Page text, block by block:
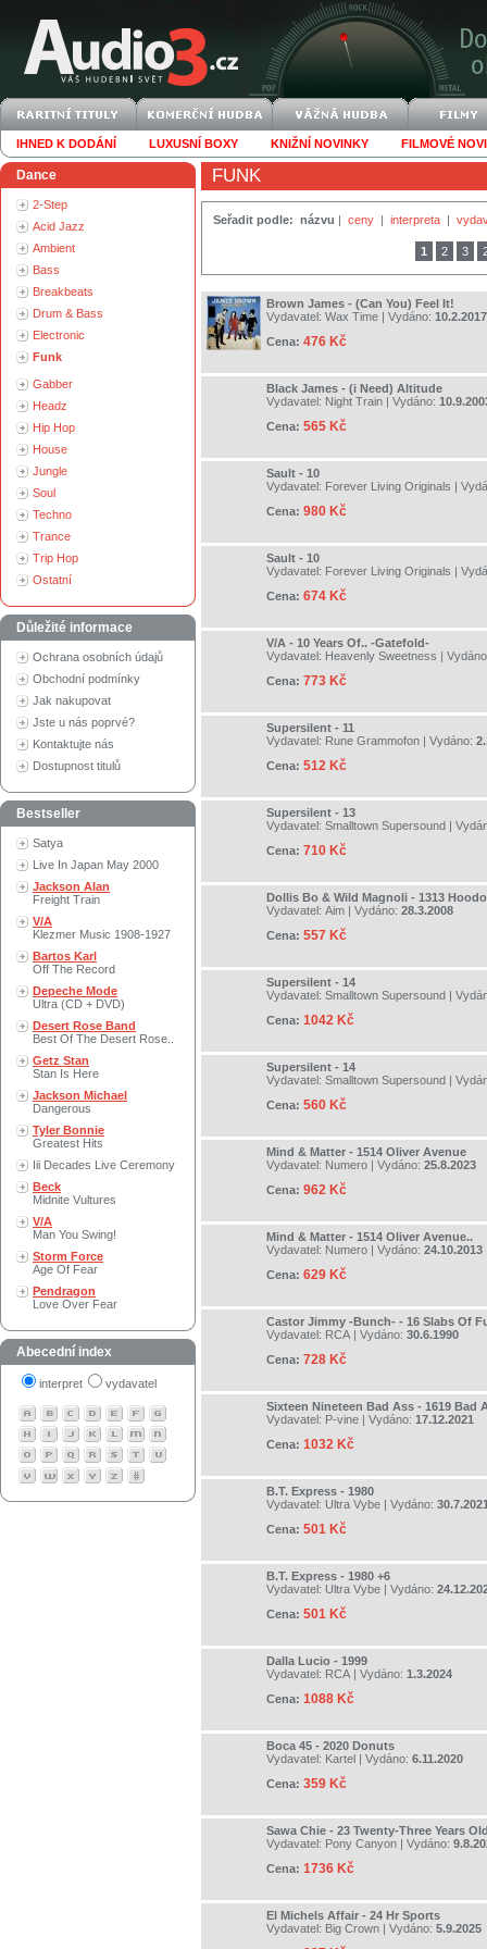
IHNED K DODÁNÍ LUXUSNÍ BOXY KNIŽNÍ NOVINKY FILMOVÉ
Dance
2-Step
Acid Jazz
Ambient
Bass
Breakbeats
Drum & Bass
Electronic
Funk
Gabber
Headz
Hip Hop
House
Jungle
Soul
Techno
Trance
Trip Hop
Ostatní
Důležité informace
Ochrana osobních údajů
Obchodní podmínky
Jak nakupovat
Jste u nás poprvé?
Kontaktujte nás
Dostupnost titulů
Bestseller
Satya
Live In Japan May 2000
Jackson Alan
Freight Train
V/A
Klezmer Music 1908-1927
Bartos Karl
Off The Record
Depeche Mode
Ultra (CD + DVD)
Desert Rose Band
Best Of The Desert Rose..
Getz Stan
Stan Is Here
Jackson Michael
Dangerous
Tyler Bonnie
Greatest Hits
Iii Decades Live Ceremony
Beck
Midnite Vultures
V/A
Man You Swing!
Storm Force
Age Of Fear
Pendragon
Love Over Fear
Abecední index
interpret vydavatel
FUNK
Seřadit podle: názvu | ceny | interpreta |
1 2 3
Brown James - (Can You) Feel It!
Vydavatel: Wax Time | Vydáno: 10.2.2017
Cena: 476 Kč
Black James - (i Need) Altitude
Vydavatel: Night Train | Vydáno:
Cena: 565 Kč
Sault - 10
Vydavatel: Forever Living Originals |
Cena: 980 Kč
Sault - 10
Vydavatel: Forever Living Originals |
Cena: 674 Kč
V/A - 10 Years Of.. -Gatefold-
Vydavatel: Heavenly Sweetness |
Cena: 773 Kč
Supersilent - 11
Vydavatel: Rune Grammofon | Vydáno:
Cena: 512 Kč
Supersilent - 13
Vydavatel: Smalltown Supersound |
Cena: 710 Kč
Dollis Bo & Wild Magnoli - 1313
Vydavatel: Aim | Vydáno: 28.3.2008
Cena: 557 Kč
Supersilent - 14
Vydavatel: Smalltown Supersound |
Cena: 1042 Kč
Supersilent - 14
Vydavatel: Smalltown Supersound |
Cena: 560 Kč
Mind & Matter - 1514 Oliver Avenue
Vydavatel: Numero | Vydáno: 25.8.2023
Cena: 962 Kč
Mind & Matter - 1514 Oliver Avenue..
Vydavatel: Numero | Vydáno: 24.10.2013
Cena: 629 Kč
Castor Jimmy -Bunch- - 16 Slabs Of
Vydavatel: RCA | Vydáno: 30.6.1990
Cena: 728 Kč
Sixteen Nineteen Bad Ass - 1619 Bad
Vydavatel: P-vine | Vydáno: 17.12.2021
Cena: 1032 Kč
B.T. Express - 1980
Vydavatel: Ultra Vybe | Vydáno:
Cena: 501 Kč
B.T. Express - 1980 +6
Vydavatel: Ultra Vybe | Vydáno:
Cena: 501 Kč
Dalla Lucio - 1999
Vydavatel: RCA | Vydáno: 1.3.2024
Cena: 1088 Kč
Boca 45 - 2020 Donuts
Vydavatel: Kartel | Vydáno: 6.11.2020
Cena: 359 Kč
Sawa Chie - 23 Twenty-Three Years
Vydavatel: Pony Canyon | Vydáno:
Cena: 1736 Kč
El Michels Affair - 24 Hr Sports
Vydavatel: Big Crown | Vydáno: 5.9.2025